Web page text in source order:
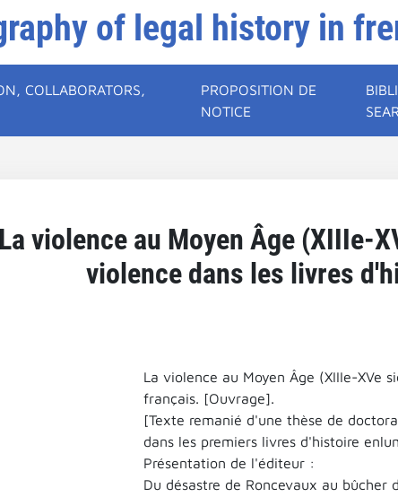
of legal history in
COLLABORATORS,
PROPOSITION DE
NOTICE
La violence au Moyen Âge (XIIIe-
violence dans les livres
La violence au Moyen Âge (XIIIe-XVe
français. [Ouvrage].
[Texte remanié d'une thèse de
dans les premiers livres d'histoire
Présentation de l'éditeur :
Du désastre de Roncevaux au bûcher